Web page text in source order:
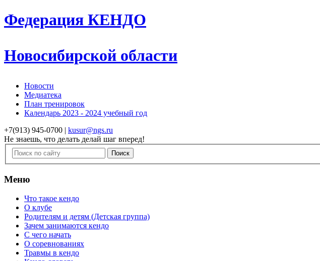
Федерация КЕНДО
Новосибирской области
Новости
Медиатека
План тренировок
Календарь 2023 - 2024 учебный год
+7(913) 945-0700 | kusur@ngs.ru
Не знаешь, что делать делай шаг вперед!
Меню
Что такое кендо
О клубе
Родителям и детям (Детская группа)
Зачем занимаются кендо
С чего начать
О соревнованиях
Травмы в кендо